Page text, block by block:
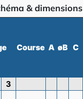
& dimensions
Course A øB C
3